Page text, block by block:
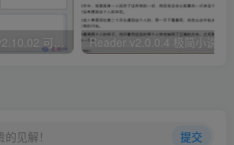
见解！ 提交